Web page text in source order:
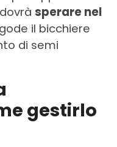
sperare nel
il bicchiere
di semi
gestirlo